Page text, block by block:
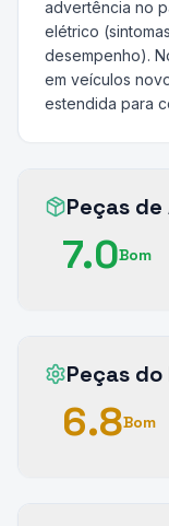
advertência no
elétrico
desempenho).
em veículos
estendida para
Peças
7.0Bom
Peças
6.8Bom